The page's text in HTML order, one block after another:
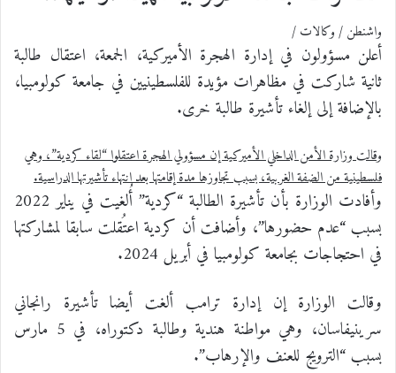
واشنطن / وكالات /
أعلن مسؤولون في إدارة الهجرة الأميركية، الجمعة، اعتقال طالبة
ثانية شاركت في مظاهرات مؤيدة للفلسطينيين في جامعة كولومبيا،
بالإضافة إلى إلغاء تأشيرة طالبة خرى.
وقالت وزارة الأمن الداخلي الأميركية إن مسؤولي الهجرة اعتقلوا “لقاء كردية”، وهي
فلسطينية من الضفة الغربية، بسبب تجاوزها مدة إقامتها بعد انتهاء تأشيرتها الدراسية.
وأفادت الوزارة بأن تأشيرة الطالبة “كردية” أُلغيت في يناير 2022
بسبب “عدم حضورها”، وأضافت أن كردية اعتُقلت سابقا لمشاركتها
في احتجاجات بجامعة كولومبيا في أبريل 2024.
وقالت الوزارة إن إدارة ترامب ألغت أيضا تأشيرة رانجاني
سرينيفاسان، وهي مواطنة هندية وطالبة دكتوراه، في 5 مارس
بسبب “الترويج للعنف والإرهاب”.